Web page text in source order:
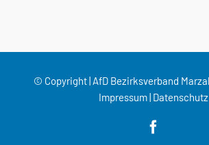
© Copyright | AfD Bezirksverband
Impressum| Datenschutz